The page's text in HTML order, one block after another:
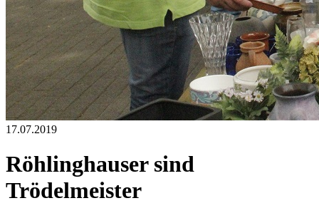
17.07.2019
Röhlinghauser sind
Trödelmeister